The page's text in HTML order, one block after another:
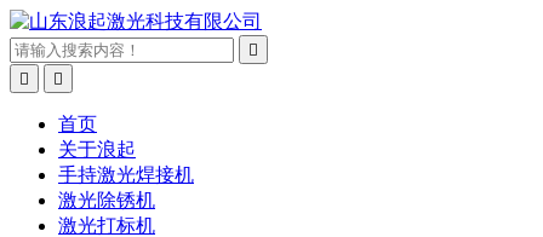



首页
关于浪起
手持激光焊接机
激光除锈机
激光打标机